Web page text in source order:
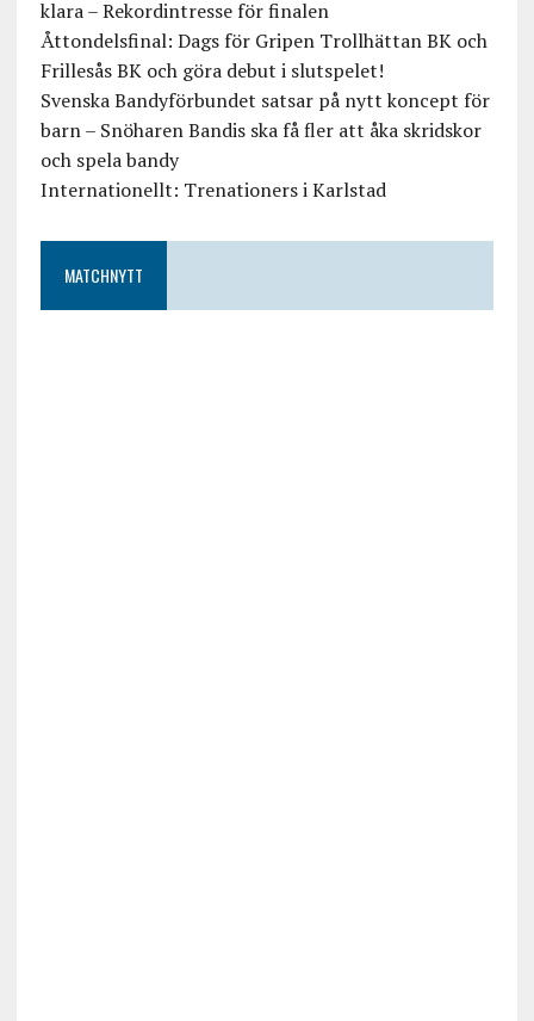
klara – Rekordintresse för finalen
Åttondelsfinal: Dags för Gripen Trollhättan BK och
Frillesås BK och göra debut i slutspelet!
Svenska Bandyförbundet satsar på nytt koncept för
barn – Snöharen Bandis ska få fler att åka skridskor
och spela bandy
Internationellt: Trenationers i Karlstad
MATCHNYTT